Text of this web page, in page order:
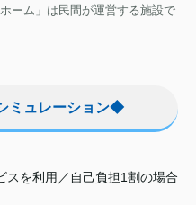
ーム」は民間が運営する施設で
ミュレーション◆
スを利用／自己負担1割の場合